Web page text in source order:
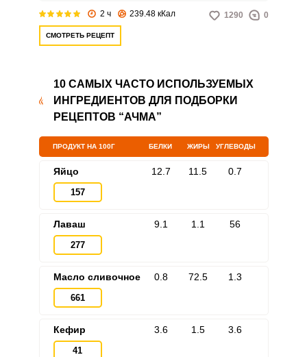
2 ч 239.48 кКал 1290 0
СМОТРЕТЬ РЕЦЕПТ
10 САМЫХ ЧАСТО ИСПОЛЬЗУЕМЫХ
ИНГРЕДИЕНТОВ ДЛЯ ПОДБОРКИ
РЕЦЕПТОВ “АЧМА”
ПРОДУКТ НА 100Г БЕЛКИ ЖИРЫ УГЛЕВОДЫ
Яйцо
157
12.7 11.5 0.7
Лаваш
277
9.1 1.1 56
Масло сливочное
661
0.8 72.5 1.3
Кефир
41
3.6 1.5 3.6